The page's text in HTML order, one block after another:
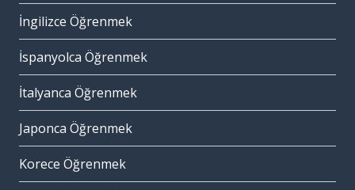
İngilizce Öğrenmek
İspanyolca Öğrenmek
İtalyanca Öğrenmek
Japonca Öğrenmek
Korece Öğrenmek